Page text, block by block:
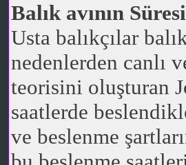
Balık avının Süresi
Usta balıkçılar
nedenlerden canlı
teorisini oluşturan
saatlerde
ve beslenme